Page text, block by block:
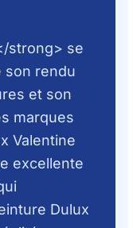
strong> se
son rendu
et son
marques
Valentine
excellente
Dulux